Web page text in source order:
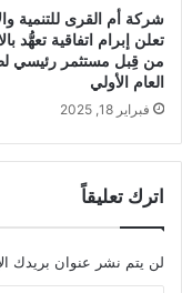
شركة أم القرى للتنمية
تعلن إبرام اتفاقية تعهُّد
من قِبل مستثمر رئيسي
العام الأولي
فبراير 18, 2025
اترك تعليقاً
لن يتم نشر عنوان بريدك